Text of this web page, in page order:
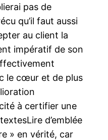
pas de
qu’il faut aussi
au client la
impératif de son
le cœur et de plus
à certifier une
d’emblée
» en vérité, car